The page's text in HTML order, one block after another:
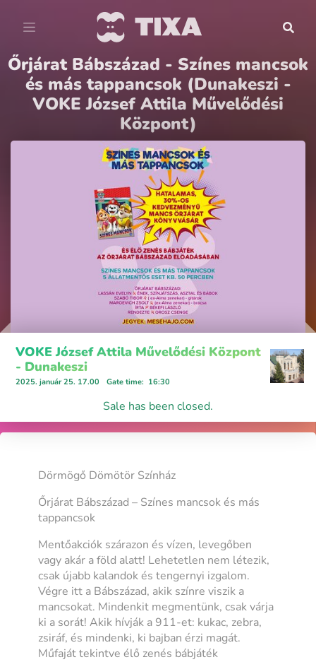
Őrjárat Bábszázad - Színes mancsok
és más tappancsok (Dunakeszi -
VOKE József Attila Művelődési
Központ)
VOKE József Attila Művelődési Központ
- Dunakeszi
2025. január 25. 17.00 Gate time: 16:30
Sale has been closed.
Dörmögő Dömötör Színház
Őrjárat Bábszázad – Színes mancsok és más
tappancsok
Mentőakciók szárazon és vízen, levegőben
vagy akár a föld alatt! Lehetetlen nem létezik,
csak újabb kalandok és tengernyi izgalom.
Végre itt a Bábszázad, akik színre viszik a
mancsokat. Mindenkit megmentünk, csak várja
ki a sorát! Akik hívják a 911-et: kukac, zebra,
zsiráf, és mindenki, ki bajban érzi magát.
Műfaját tekintve élő zenés bábjáték